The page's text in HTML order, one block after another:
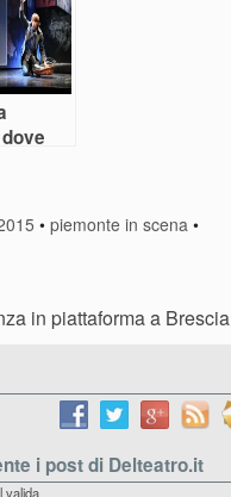
•piemonte in scena •
in piattaforma a Brescia
i post di Delteatro.it
valida